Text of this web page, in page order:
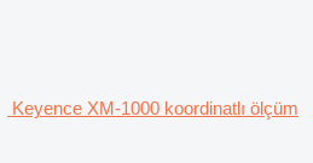
Keyence XM-1000 koordinatlı ölçüm